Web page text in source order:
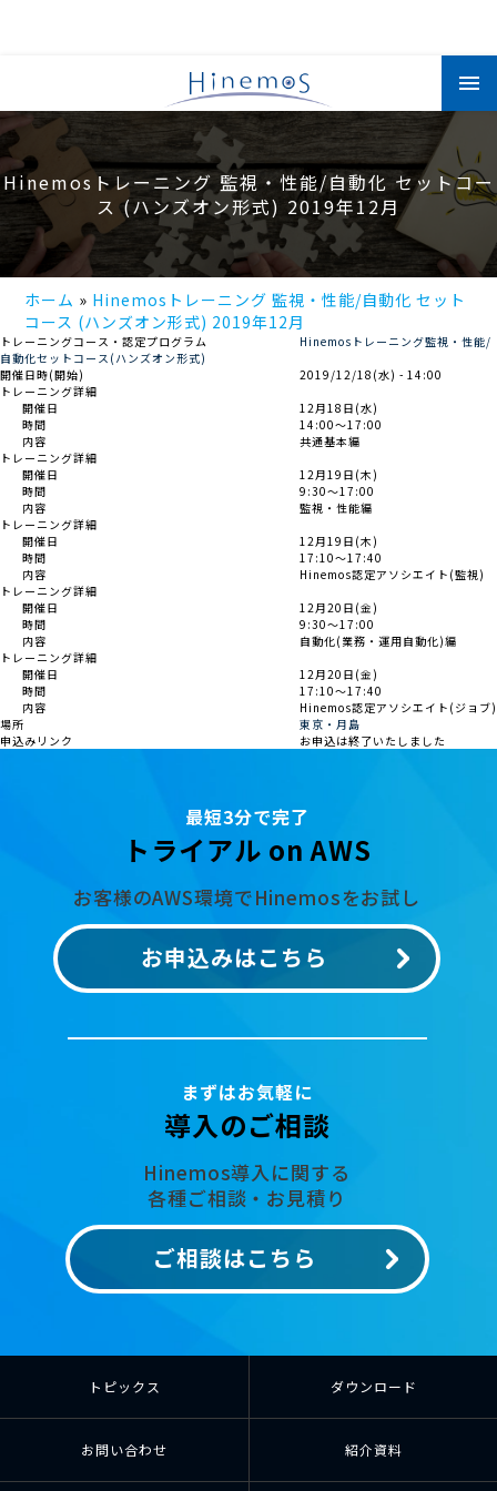
コ
ン
テ
ツ
Hinemosトレーニング 監視・性能/自動化 セットコー
ス (ハンズオン形式) 2019年12月
ホーム
Hinemosトレーニング 監視・性能/自動化 セット
コース (ハンズオン形式) 2019年12月
トレーニングコース・認定プログラム
Hinemosトレーニング監視・性能/
自動化セットコース(ハンズオン形式)
開催日時(開始)
2019/12/18(水) - 14:00
トレーニング詳細
開催日
12月18日(水)
時間
14:00～17:00
内容
共通基本編
トレーニング詳細
開催日
12月19日(木)
時間
9:30～17:00
内容
監視・性能編
トレーニング詳細
開催日
12月19日(木)
時間
17:10～17:40
内容
Hinemos認定アソシエイト(監視)
トレーニング詳細
開催日
12月20日(金)
時間
9:30～17:00
内容
自動化(業務・運用自動化)編
トレーニング詳細
開催日
12月20日(金)
時間
17:10～17:40
内容
Hinemos認定アソシエイト(ジョブ)
場所
東京・月島
申込みリンク
お申込は終了いたしました
最短3分で完了
トライアル on AWS
お客様のAWS環境でHinemosをお試し
お申込みはこちら
まずはお気軽に
導入のご相談
Hinemos導入に関する
各種ご相談・お見積り
ご相談はこちら
トピックス ダウンロード
お問い合わせ 紹介資料